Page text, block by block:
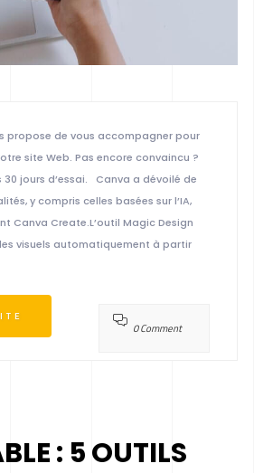
propose de vous accompagner pour
site Web. Pas encore convaincu ?
jours d’essai. Canva a dévoilé de
y compris celles basées sur l’IA,
Canva Create.L’outil Magic Design
visuels automatiquement à partir
0 Comment
: 5 OUTILS